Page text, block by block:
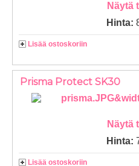
Näytä
Hinta:
Lisää ostoskoriin
Prisma Protect SK30
Näytä
Hinta:
Lisää ostoskoriin